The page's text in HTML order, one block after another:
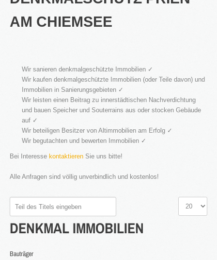
ÜBER UNS
Immobilien. Als Partner von Bauträgern, Wohnbaugesellschaften
und Privatleuten organisieren wir den Verkauf von Wohnungen und
Gewerbeflächen.
WEITERLESEN
GEWINNBRINGENDE
IDEENFÜR DEN
NEWS
Übernahme Vertrieb einer Apartmentanlage in
AM CHIEMSEE
Wir sanieren denkmalgeschützte Immobilien ✓
Wir kaufen denkmalgeschützte Immobilien (oder Teile davon) und
Immobilien in Sanierungsgebieten ✓
Wir leisten einen Beitrag zu innerstädtischen Nachverdichtung
und bauen Speicher und Souterrains aus oder stocken Gebäude
auf ✓
Wir beteiligen Besitzer von Altimmobilien am Erfolg ✓
Wir begutachten und bewerten Immobilien ✓
Bei Interesse kontaktieren Sie uns bitte!
Alle Anfragen sind völlig unverbindlich und kostenlos!
Titels
eingeben
Anzeige
DENKMAL IMMOBILIEN
Bauträger